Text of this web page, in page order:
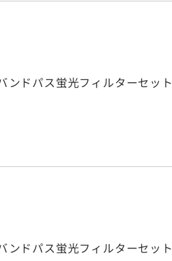
ドパス蛍光フィルターセット
ドパス蛍光フィルターセット